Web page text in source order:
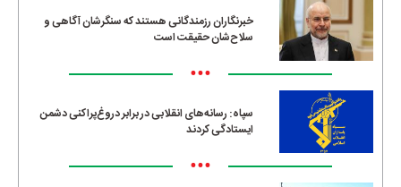
خبرنگاران رزمندگانی هستند که سنگرشان آگاهی و
سلاح‌شان حقیقت است
•••
سپاه: رسانه‌های انقلابی در برابر دروغ‌پراکنی دشمن
ایستادگی کردند
•••